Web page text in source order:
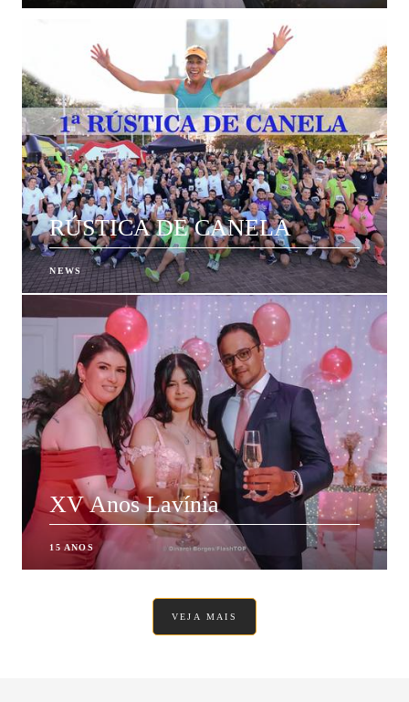
RÚSTICA DE CANELA
NEWS
XV Anos Lavínia
15 ANOS
VEJA MAIS